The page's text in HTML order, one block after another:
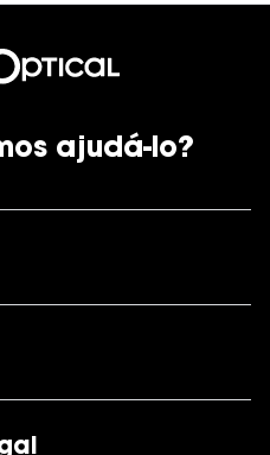
ajudá-lo?